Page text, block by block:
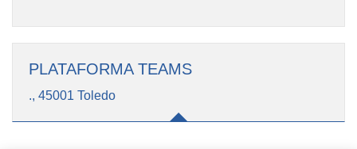
PLATAFORMA TEAMS
., 45001 Toledo